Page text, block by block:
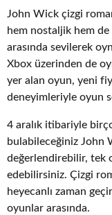
John Wick çizgi
hem nostaljik hem
arasında sevilerek
Xbox üzerinden de
yer alan oyun, yeni
deneyimleriyle oyun
4 aralık itibariyle
bulabileceğiniz John
değerlendirebilir, tek
edebilirsiniz. Çizgi
heyecanlı zaman
oyunlar arasında.